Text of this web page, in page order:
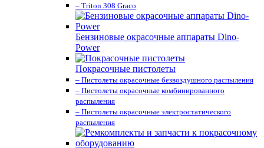
– Triton 308 Graco
Бензиновые окрасочные аппараты Dino-
Power
Покрасочные пистолеты
– Пистолеты окрасочные безвоздушного распыления
– Пистолеты окрасочные комбинированного
распыления
– Пистолеты окрасочные электростатического
распыления